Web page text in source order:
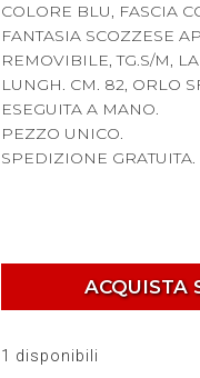
COLORE BLU, FASCIA
FANTASIA SCOZZESE
REMOVIBILE, TG.S/M,
LUNGH. CM. 82, ORLO
ESEGUITA A MANO.
PEZZO UNICO.
SPEDIZIONE GRATUITA.
ACQUISTA
1 disponibili